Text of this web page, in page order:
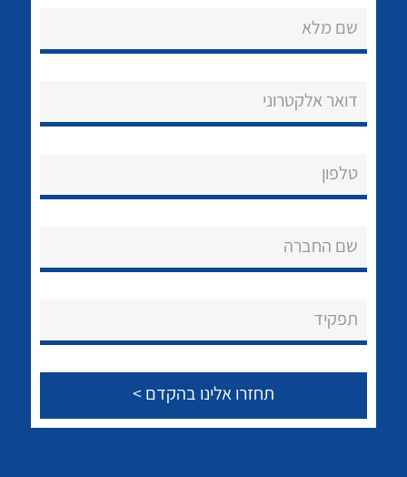
שירותי תמיכה
צור קשר
לכל מוצרי היצרן לכל מוצרי היצרן
שם מלא
דואר אלקטרוני
טלפון
שם החברה
תפקיד